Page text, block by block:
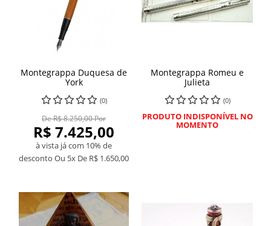
Montegrappa Duquesa de
York
(0)
De R$ 8.250,00 Por
R$ 7.425,00
à vista já com 10% de
desconto Ou 5x De R$ 1.650,00
Montegrappa Romeu e
Julieta
(0)
PRODUTO INDISPONÍVEL NO
MOMENTO